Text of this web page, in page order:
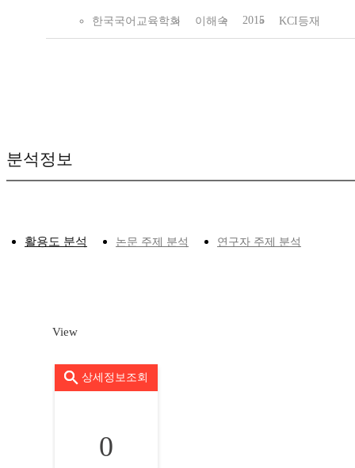
한국국어교육학회 이해숙 2015 KCI등재
분석정보
활용도 분석 논문 주제 분석 연구자 주제 분석
View
상세정보조회
0